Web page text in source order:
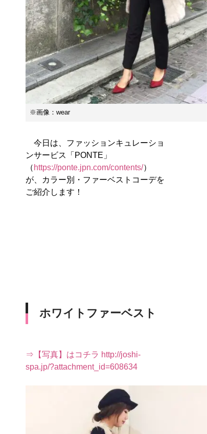
※画像：wear
今日は、ファッションキュレーショ
ンサービス「PONTE」
（ https://ponte.jpn.com/contents/）
が、カラー別・ファーベストコーデを
ご紹介します！
ホワイトファーベスト
⇒【写真】はコチラ http://joshi-
spa.jp/?attachment_id=608634